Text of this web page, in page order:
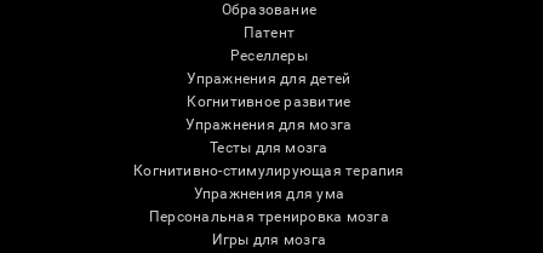
Образование
Патент
Реселлеры
Упражнения для детей
Когнитивное развитие
Упражнения для мозга
Тесты для мозга
Когнитивно-стимулирующая терапия
Упражнения для ума
Персональная тренировка мозга
Игры для мозга